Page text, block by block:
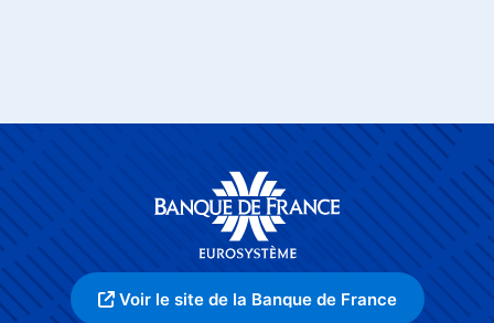
Voir le site de la Banque de France